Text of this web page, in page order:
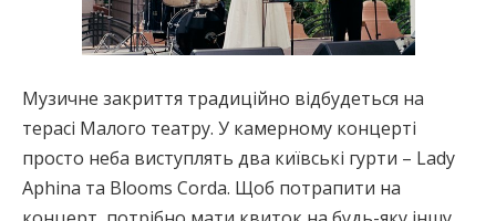
Музичне закриття традиційно відбудеться на
терасі Малого театру. У камерному концерті
просто неба виступлять два київські гурти – Lady
Aphina та Blooms Corda. Щоб потрапити на